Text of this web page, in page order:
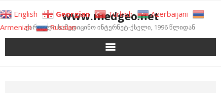
to
content
www.medgeo.net
ქართული სამედიცინო ინტერნეტ-ქსელი, 1996 წლიდან
English Georgian Turkish
Azerbaijani
Armenian
Russian